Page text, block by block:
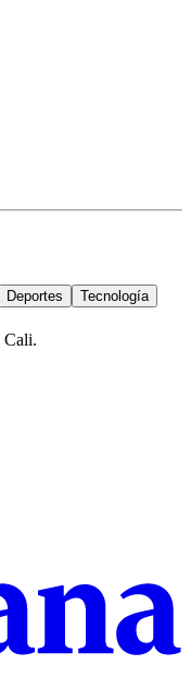
Deportes
Tecnología
Cali.